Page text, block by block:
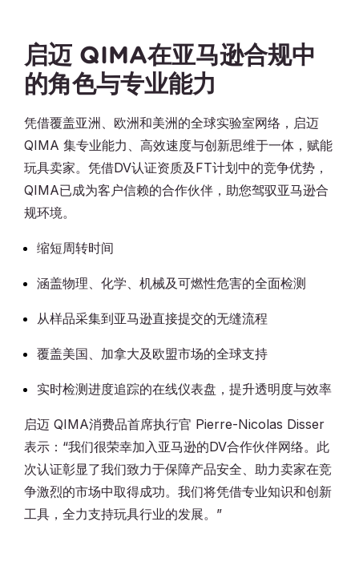
启迈 QIMA在亚马逊合规中
的角色与专业能力
凭借覆盖亚洲、欧洲和美洲的全球实验室网络，启迈
QIMA 集专业能力、高效速度与创新思维于一体，赋能
玩具卖家。凭借DV认证资质及FT计划中的竞争优势，
QIMA已成为客户信赖的合作伙伴，助您驾驭亚马逊合
规环境。
缩短周转时间
涵盖物理、化学、机械及可燃性危害的全面检测
从样品采集到亚马逊直接提交的无缝流程
覆盖美国、加拿大及欧盟市场的全球支持
实时检测进度追踪的在线仪表盘，提升透明度与效率
启迈 QIMA消费品首席执行官 Pierre-Nicolas Disser
表示：“我们很荣幸加入亚马逊的DV合作伙伴网络。此
次认证彰显了我们致力于保障产品安全、助力卖家在竞
争激烈的市场中取得成功。我们将凭借专业知识和创新
工具，全力支持玩具行业的发展。”